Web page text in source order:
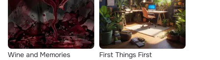
Wine and Memories First Things First